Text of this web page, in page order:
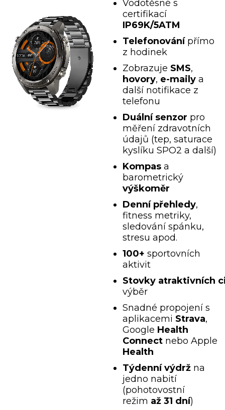
Vodotěsné s
certifikací
IP69K/5ATM
Telefonování přímo
z hodinek
Zobrazuje SMS,
hovory, e-maily a
další notifikace z
telefonu
Duální senzor pro
měření zdravotních
údajů (tep, saturace
kyslíku SPO2 a další)
Kompas a
barometrický
výškoměr
Denní přehledy,
fitness metriky,
sledování spánku,
stresu apod.
100+ sportovních
aktivit
Stovky atraktivních
výběr
Snadné propojení s
aplikacemi Strava,
Google Health
Connect nebo Apple
Health
Týdenní výdrž na
jedno nabití
(pohotovostní
režim až 31 dní)